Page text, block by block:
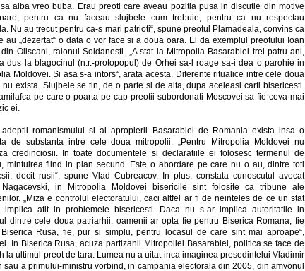
aiba vreo buba. Erau preoti care aveau pozitia pusa in discutie din motive
pentru ca nu faceau slujbele cum trebuie, pentru ca nu respectau
Nu au trecut pentru ca-s mari patrioti“, spune preotul Plamadeala, convins ca
au „dezertat“ o data o vor face si a doua oara. El da exemplul preotului Ioan
Oliscani, raionul Soldanesti. „A stat la Mitropolia Basarabiei trei-patru ani,
dus la blagocinul (n.r.-protopopul) de Orhei sa-l roage sa-i dea o parohie in
Moldovei. Si asa s-a intors“, arata acesta. Diferente ritualice intre cele doua
nu exista. Slujbele se tin, de o parte si de alta, dupa aceleasi carti bisericesti.
pe care o poarta pe cap preotii subordonati Moscovei sa fie ceva mai
ei.
adeptii romanismului si ai apropierii Basarabiei de Romania exista insa o
de substanta intre cele doua mitropolii. „Pentru Mitropolia Moldovei nu
credinciosii. In toate documentele si declaratiile ei folosesc termenul de
mintuirea fiind in plan secund. Este o abordare pe care nu o au, dintre toti
decit rusii“, spune Vlad Cubreacov. In plus, constata cunoscutul avocat
in Mitropolia Moldovei bisericile sint folosite ca tribune ale
„Miza e controlul electoratului, caci altfel ar fi de neinteles de ce un stat
implica atit in problemele bisericesti. Daca nu s-ar implica autoritatile in
dintre cele doua patriarhii, oamenii ar opta fie pentru Biserica Romana, fie
Rusa, fie, pur si simplu, pentru locasul de care sint mai aproape“,
In Biserica Rusa, acuza partizanii Mitropoliei Basarabiei, politica se face de
la ultimul preot de tara. Lumea nu a uitat inca imaginea presedintelui Vladimir
sau a primului-ministru vorbind, in campania electorala din 2005, din amvonul